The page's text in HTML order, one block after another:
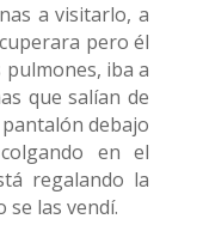
a visitarlo, a
pero él
iba a
que salían de
debajo
en el
regalando la
se las vendí.